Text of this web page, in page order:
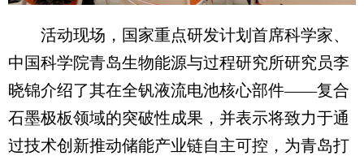
活动现场，国家重点研发计划首席科学家、
中国科学院青岛生物能源与过程研究所研究员李
晓锦介绍了其在全钒液流电池核心部件——复合
石墨极板领域的突破性成果，并表示将致力于通
过技术创新推动储能产业链自主可控，为青岛打